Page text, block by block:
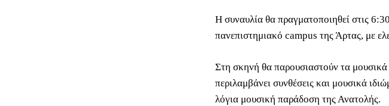
Η συναυλία θα πραγματοποιηθεί στις
πανεπιστημιακό campus της Άρτας, με
Στη σκηνή θα παρουσιαστούν τα
περιλαμβάνει συνθέσεις και μουσικά
λόγια μουσική παράδοση της Ανατολής.